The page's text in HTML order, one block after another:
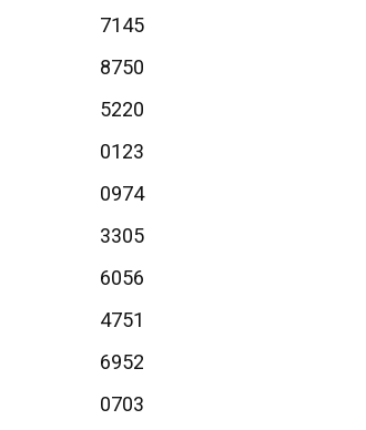
7145
8750
5220
0123
0974
3305
6056
4751
6952
0703